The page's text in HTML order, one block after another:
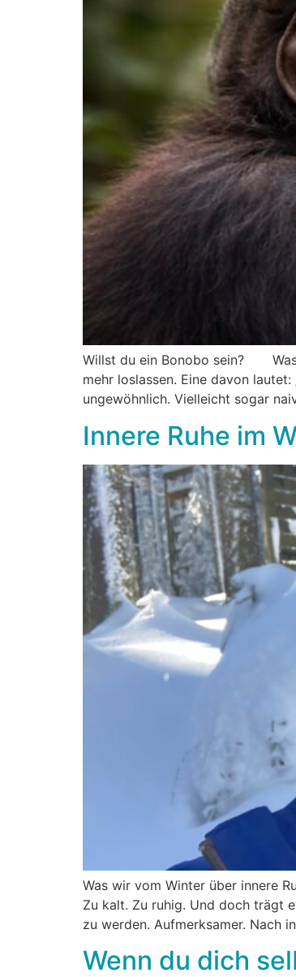
Willst du ein Bonobo sein? Was
mehr loslassen. Eine davon
ungewöhnlich. Vielleicht sogar
Innere Ruhe im
Was wir vom Winter über innere
Zu kalt. Zu ruhig. Und doch trägt
zu werden. Aufmerksamer. Nach
Wenn du dich